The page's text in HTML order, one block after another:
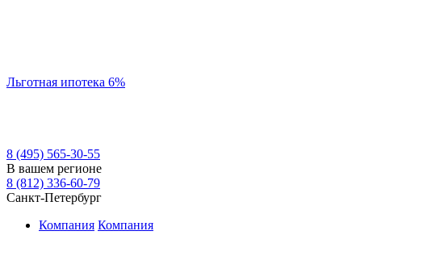
Льготная ипотека 6%
8 (495) 565-30-55
В вашем регионе
8 (812) 336-60-79
Санкт-Петербург
Компания Компания